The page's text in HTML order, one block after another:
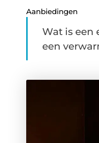
Aanbiedingen
Wat is een
een